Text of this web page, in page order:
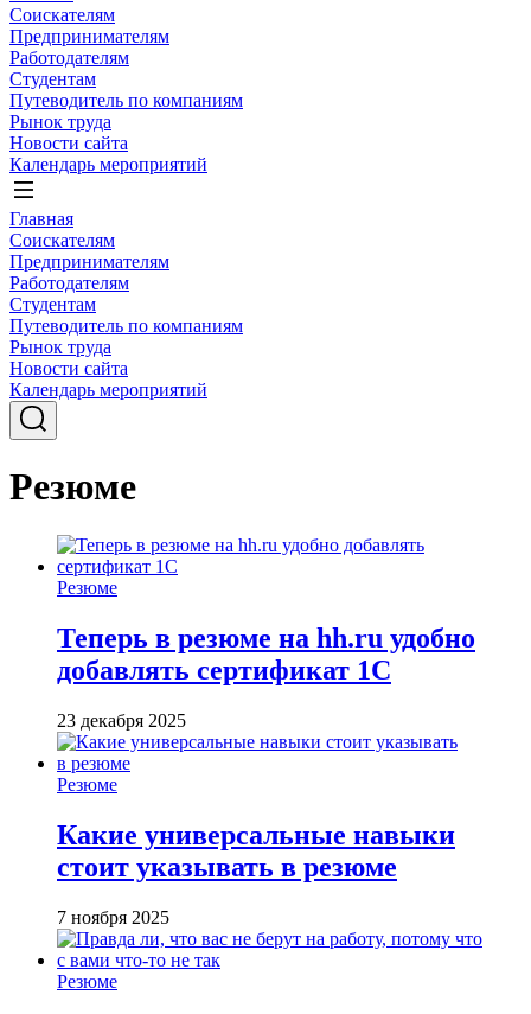
Соискателям
Предпринимателям
Работодателям
Студентам
Путеводитель по компаниям
Рынок труда
Новости сайта
Календарь мероприятий
Главная
Соискателям
Предпринимателям
Работодателям
Студентам
Путеводитель по компаниям
Рынок труда
Новости сайта
Календарь мероприятий
Резюме
Резюме
Теперь в резюме на hh.ru удобно
добавлять сертификат 1С
23 декабря 2025
Резюме
Какие универсальные навыки
стоит указывать в резюме
7 ноября 2025
Резюме